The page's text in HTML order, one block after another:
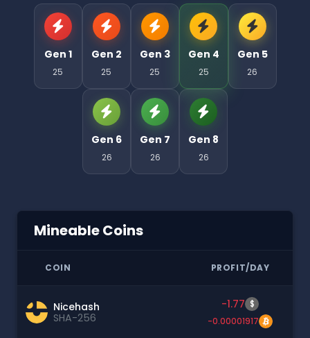
Gen 1
25
Gen 2
25
Gen 3
25
Gen 4
25
Gen 5
26
Gen 6
26
Gen 7
26
Gen 8
26
Mineable Coins
COIN PROFIT/DAY
Nicehash
SHA-256
-1.77 $
-0.00001917